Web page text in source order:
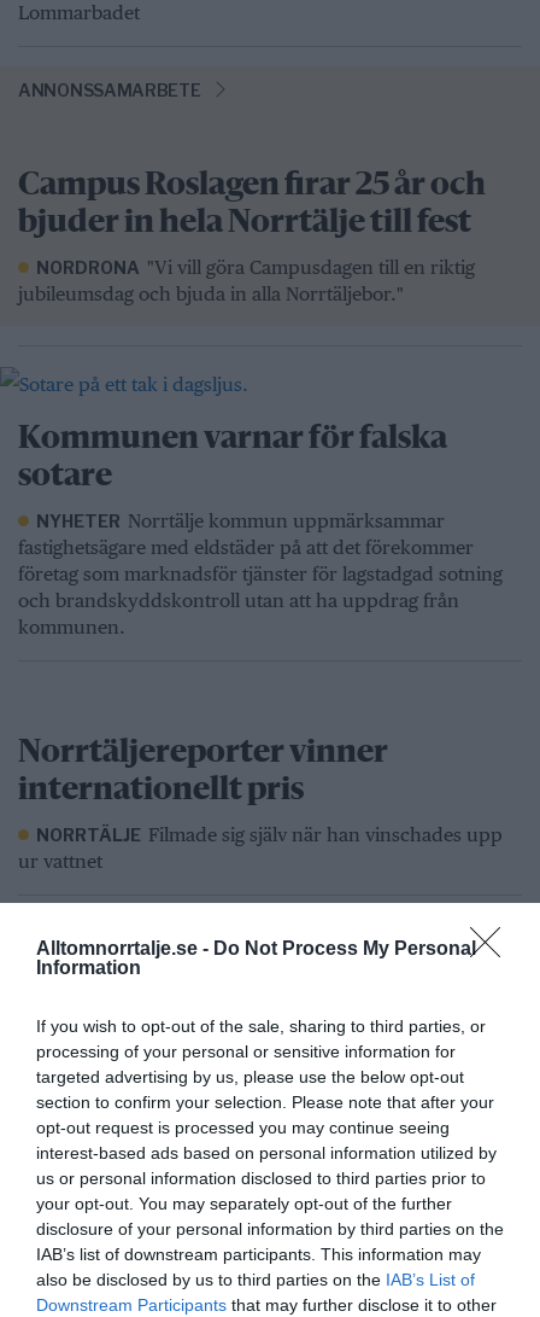
Alltomnorrtalje.se - Do Not Process My Personal
Information
If you wish to opt-out of the sale, sharing to third parties, or
processing of your personal or sensitive information for
targeted advertising by us, please use the below opt-out
section to confirm your selection. Please note that after your
opt-out request is processed you may continue seeing
interest-based ads based on personal information utilized by
us or personal information disclosed to third parties prior to
your opt-out. You may separately opt-out of the further
disclosure of your personal information by third parties on the
IAB’s list of downstream participants. This information may
also be disclosed by us to third parties on the IAB’s List of
Downstream Participants that may further disclose it to other
Lommarbadet
ANNONSSAMARBETE
Campus Roslagen firar 25 år och
bjuder in hela Norrtälje till fest
NORDRONA "Vi vill göra Campusdagen till en riktig
jubileumsdag och bjuda in alla Norrtäljebor."
Kommunen varnar för falska
sotare
NYHETER Norrtälje kommun uppmärksammar
fastighetsägare med eldstäder på att det förekommer
företag som marknadsför tjänster för lagstadgad sotning
och brandskyddskontroll utan att ha uppdrag från
kommunen.
Norrtäljereporter vinner
internationellt pris
NORRTÄLJE Filmade sig själv när han vinschades upp
ur vattnet
kvinna gripen
HALLSTAVIK
Kvinna misstänkt för tillgrepp av
fortskaffningsmedel
Hundratals verk fyller
Skaparladan under tre dagar
RÅDMANSÖ Nio konstnärer samlas till konstdagar